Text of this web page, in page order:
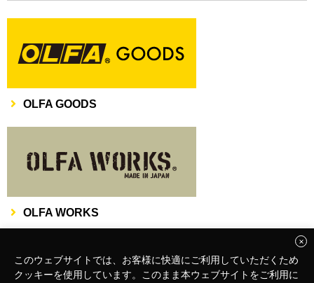
このウェブサイトでは、お客様に快適にご利用していただくため
クッキーを使用しています。このまま本ウェブサイトをご利用に
OLFA GOODS
OLFA WORKS